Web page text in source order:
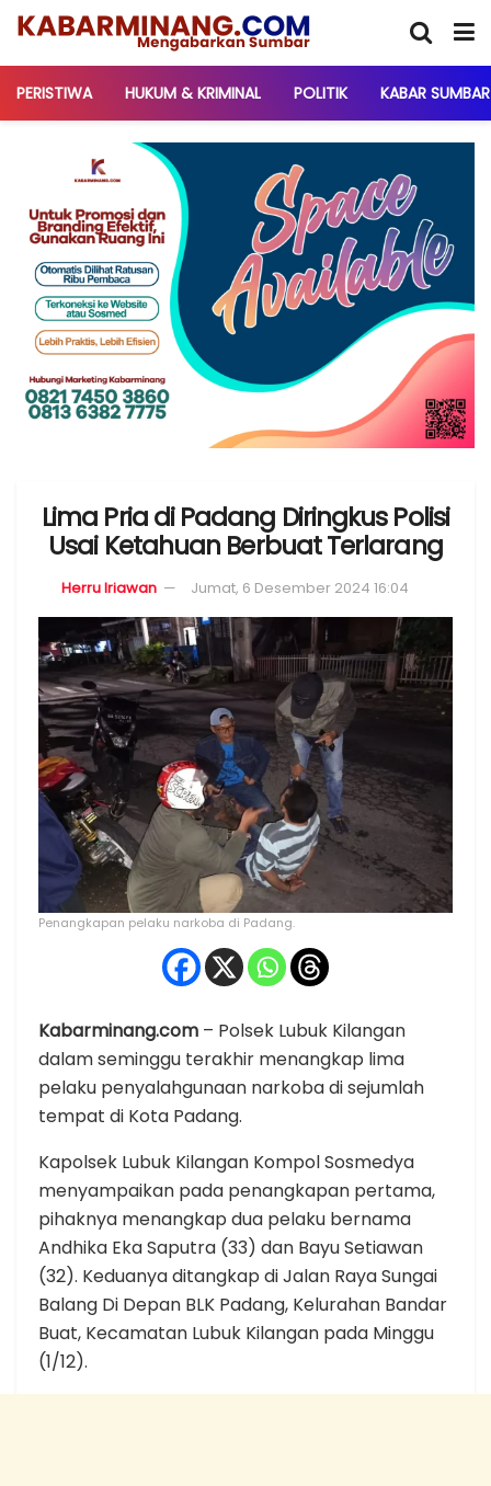
PERISTIWA HUKUM & KRIMINAL POLITIK KABAR SUMBAR
Lima Pria di Padang Diringkus Polisi
Usai Ketahuan Berbuat Terlarang
Herru Iriawan Jumat, 6 Desember 2024 16:04
Penangkapan pelaku narkoba di Padang.
Kabarminang.com – Polsek Lubuk Kilangan
dalam seminggu terakhir menangkap lima
pelaku penyalahgunaan narkoba di sejumlah
tempat di Kota Padang.
Kapolsek Lubuk Kilangan Kompol Sosmedya
menyampaikan pada penangkapan pertama,
pihaknya menangkap dua pelaku bernama
Andhika Eka Saputra (33) dan Bayu Setiawan
(32). Keduanya ditangkap di Jalan Raya Sungai
Balang Di Depan BLK Padang, Kelurahan Bandar
Buat, Kecamatan Lubuk Kilangan pada Minggu
(1/12).